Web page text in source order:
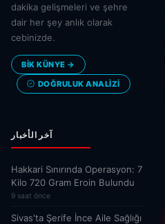
dakika gelişmeleri ve şehre
dair her şey anlık olarak
cebinizde.
BİK KÜNYE →
DOĞRULUK ANALIZI
آخر الأخبار
Hakkari Sınırında Operasyon: 7
Kilo 720 Gram Eroin Bulundu
9 saat önce
Sivas'ta Şerife İnce Aile Sağlığı